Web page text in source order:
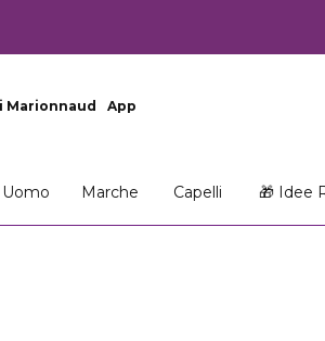
Marionnaud App
Uomo Marche Capelli 🎁 Idee